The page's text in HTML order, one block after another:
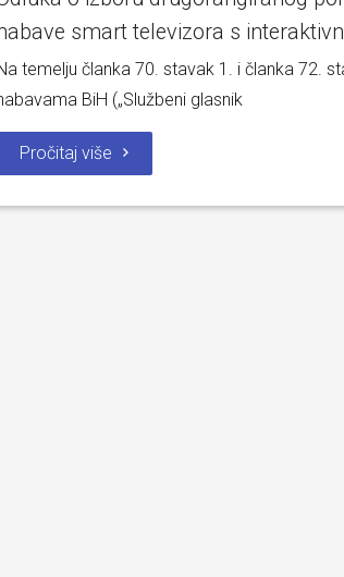
smart televizora s
temelju članka 70. stavak 1. i članka 72.
BiH („Službeni glasnik
Pročitaj više